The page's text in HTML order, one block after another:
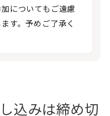
についてもご遠慮
す。予めご了承く
込みは締め切